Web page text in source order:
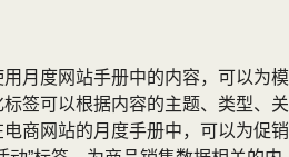
月度网站手册中的内容，可以为模
签可以根据内容的主题、类型、关
商网站的月度手册中，可以为促销